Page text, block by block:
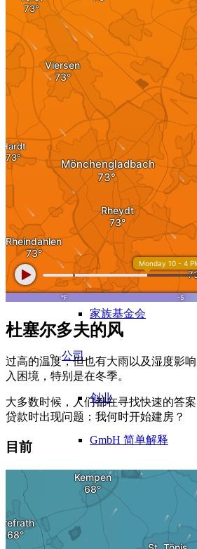
房地产作为投资
投资在德国
分享优惠
资产交易
投资
投资 1×1
10 条黄金法则
家族基金会
公司
创业
GmbH 简单解释
房地产 GmbH / VV
设立家族基金会
杜塞尔多夫的风
过高的温度，但也有大雨以及湿度影
入困境，特别是在冬季。
大多数时候，人们都在寻找快速的答
贷款时出现问题：我何时开始建房？
目前